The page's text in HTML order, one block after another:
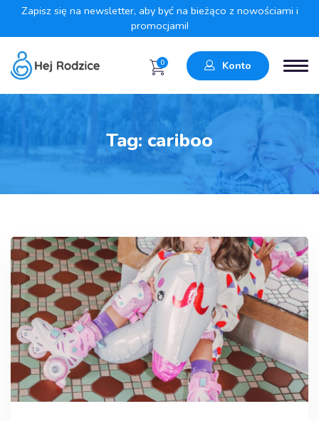
Zapisz się na newsletter, aby być na bieżąco z nowościami i
promocjami!
0 Konto
Tag: cariboo